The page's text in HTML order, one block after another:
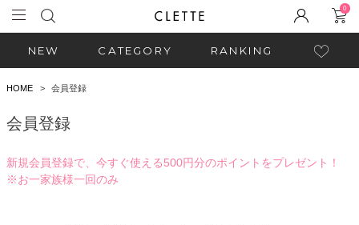
0
NEW CATEGORY RANKING
HOME 会員登録
会員登録
新規会員登録で、今すぐ使える500円分のポイントをプレゼント！
※お一家族様一回のみ